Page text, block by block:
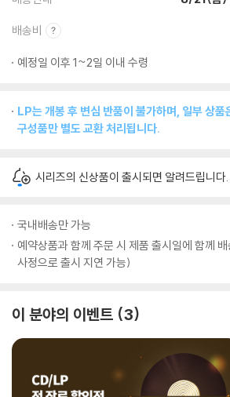
배송비
예정일 이후 1~2일 이내 수령
LP는 개봉 후 변심 반품이 불가하며, 일부 상품
구성품만 별도 교환 처리됩니다.
시리즈의 신상품이 출시되면 알려드립니다.
국내배송만 가능
예약상품과 함께 주문 시 제품 출시일에 함께
사정으로 출시 지연 가능)
이 분야의 이벤트 3